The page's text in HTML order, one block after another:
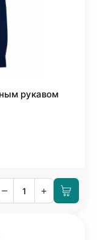
рукавом
– +